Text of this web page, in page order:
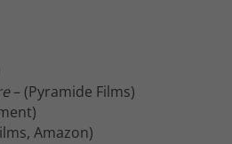
– (Pyramide Films)
Amazon)